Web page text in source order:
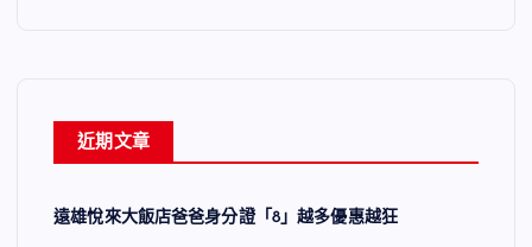
近期文章
遠雄悅來大飯店爸爸身分證「8」越多優惠越狂